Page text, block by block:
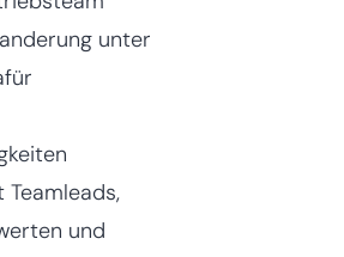
unter
und